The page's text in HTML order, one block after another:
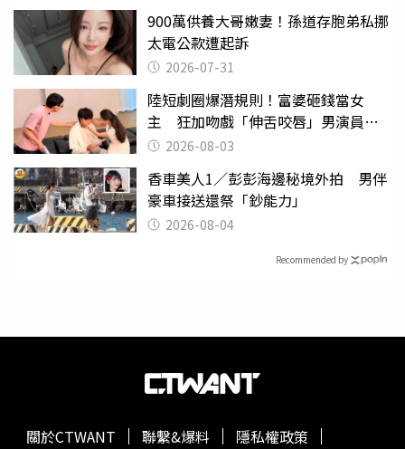
900萬供養大哥嫩妻！孫道存胞弟私挪
太電公款遭起訴
2026-07-31
陸短劇圈爆潛規則！富婆砸錢當女
主 狂加吻戲「伸舌咬唇」男演員崩
潰 2026-08-03
香車美人1／彭彭海邊秘境外拍 男伴
豪車接送還祭「鈔能力」
2026-08-04
Recommended by
關於CTWANT 聯繫&爆料 隱私權政策